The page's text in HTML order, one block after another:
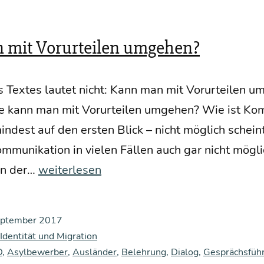
wir­
mit Vorurteilen umgehen?
lau­tet nicht: Kann man mit Vor­ur­tei­len
kann man mit Vor­ur­tei­len umge­hen? Wie ist
auf den ers­ten Blick – nicht mög­lich
in vie­len Fäl­len auch gar nicht
der… Wie
mit
Vor­
weiterlesen
2017
und Migration
, Asylbewerber, Ausländer, Belehrung, Dialog,